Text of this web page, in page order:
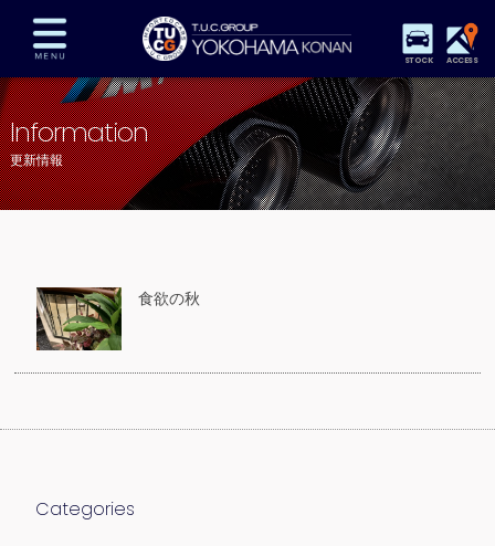
STOCK ACCESS
在庫車両情報 保証&サービス パーツリスト
TUCとは？ 店舗情報 アクセスマップ
全国納車 特別作業 注文販売
プライバシーポリシー
Information
更新情報
食欲の秋
Categories